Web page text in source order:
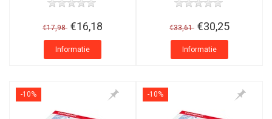
€17,98 €16,18
Informatie
€33,61 €30,25
Informatie
-10% -10%